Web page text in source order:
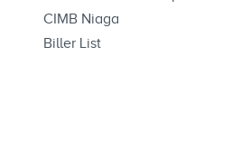
CIMB Niaga
Biller List